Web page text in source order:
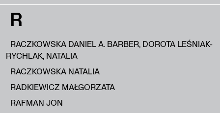
R
RACZKOWSKA DANIEL A. BARBER, DOROTA LEŚNIAK-
RYCHLAK, NATALIA
RACZKOWSKA NATALIA
RADKIEWICZ MAŁGORZATA
RAFMAN JON